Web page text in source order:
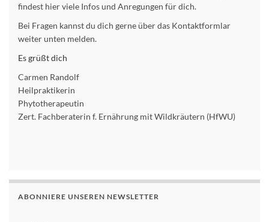
findest hier viele Infos und Anregungen für dich.
Bei Fragen kannst du dich gerne über das Kontaktformlar
weiter unten melden.
Es grüßt dich
Carmen Randolf
Heilpraktikerin
Phytotherapeutin
Zert. Fachberaterin f. Ernährung mit Wildkräutern (HfWU)
ABONNIERE UNSEREN NEWSLETTER